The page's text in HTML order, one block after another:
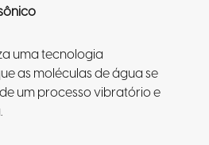
uma tecnologia
as moléculas de água se
um processo vibratório e